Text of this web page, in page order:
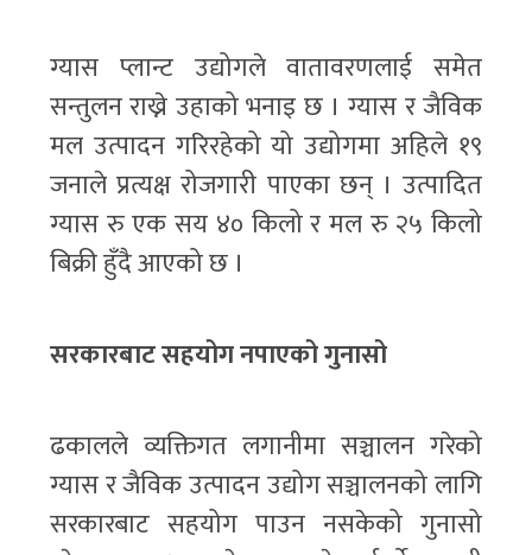
ग्यास प्लान्ट उद्योगले वातावरणलाई समेत
सन्तुलन राख्ने उहाको भनाइ छ । ग्यास र जैविक
मल उत्पादन गरिरहेको यो उद्योगमा अहिले १९
जनाले प्रत्यक्ष रोजगारी पाएका छन् । उत्पादित
ग्यास रु एक सय ४० किलो र मल रु २५ किलो
बिक्री हुँदै आएको छ ।
सरकारबाट सहयोग नपाएको गुनासो
ढकालले व्यक्तिगत लगानीमा सञ्चालन गरेको
ग्यास र जैविक उत्पादन उद्योग सञ्चालनको लागि
सरकारबाट सहयोग पाउन नसकेको गुनासो